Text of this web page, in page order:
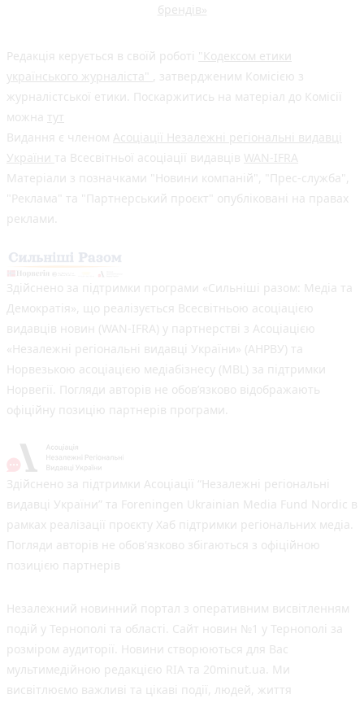
брендів»
Редакція керується в своїй роботі "Кодексом етики
українського журналіста" , затвердженим Комісією з
журналістської етики. Поскаржитись на матеріал до Комісії
можна тут
Видання є членом Асоціації Незалежні регіональні видавці
України та Всесвітньої асоціації видавців WAN-IFRA
Матеріали з позначками "Новини компаній", "Прес-служба",
"Реклама" та "Партнерський проєкт" опубліковані на правах
реклами.
Здійснено за підтримки програми «Сильніші разом: Медіа та
Демократія», що реалізується Всесвітньою асоціацією
видавців новин (WAN-IFRA) у партнерстві з Асоціацією
«Незалежні регіональні видавці України» (АНРВУ) та
Норвезькою асоціацією медіабізнесу (MBL) за підтримки
Норвегії. Погляди авторів не обов’язково відображають
офіційну позицію партнерів програми.
Здійснено за підтримки Асоціації “Незалежні регіональні
видавці України” та Foreningen Ukrainian Media Fund Nordic в
рамках реалізації проєкту Хаб підтримки регіональних медіа.
Погляди авторів не обов'язково збігаються з офіційною
позицією партнерів
Незалежний новинний портал з оперативним висвітленням
подій у Тернополі та області. Сайт новин №1 у Тернополі за
розміром аудиторії. Новини створюються для Вас
мультимедійною редакцією RIA та 20minut.ua. Ми
висвітлюємо важливі та цікаві події, людей, життя